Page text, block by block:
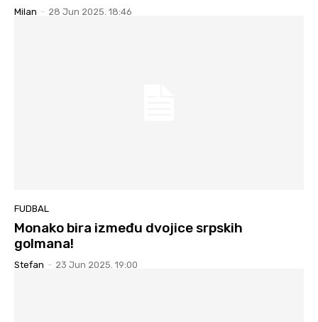
Milan - 28 Jun 2025. 18:46
FUDBAL
Monako bira između dvojice srpskih
golmana!
Stefan - 23 Jun 2025. 19:00